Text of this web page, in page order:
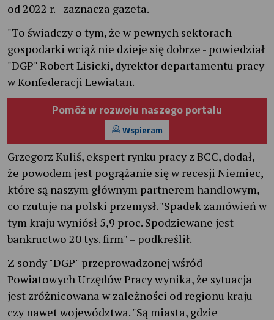
od 2022 r. - zaznacza gazeta.
"To świadczy o tym, że w pewnych sektorach
gospodarki wciąż nie dzieje się dobrze - powiedział
"DGP" Robert Lisicki, dyrektor departamentu pracy
w Konfederacji Lewiatan.
Pomóż w rozwoju naszego portalu
Wspieram
Grzegorz Kuliś, ekspert rynku pracy z BCC, dodał,
że powodem jest pogrążanie się w recesji Niemiec,
które są naszym głównym partnerem handlowym,
co rzutuje na polski przemysł. "Spadek zamówień w
tym kraju wyniósł 5,9 proc. Spodziewane jest
bankructwo 20 tys. firm" – podkreślił.
Z sondy "DGP" przeprowadzonej wśród
Powiatowych Urzędów Pracy wynika, że sytuacja
jest zróżnicowana w zależności od regionu kraju
czy nawet województwa. "Są miasta, gdzie